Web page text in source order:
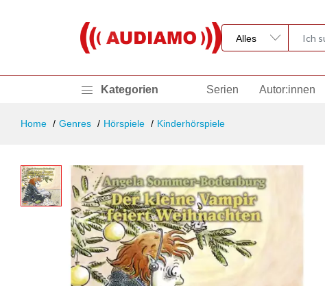
Kategorien Serien Autor:innen
Home Genres Hörspiele Kinderhörspiele